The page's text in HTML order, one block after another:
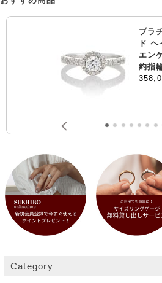
プラ
ド
エン
約指
Category